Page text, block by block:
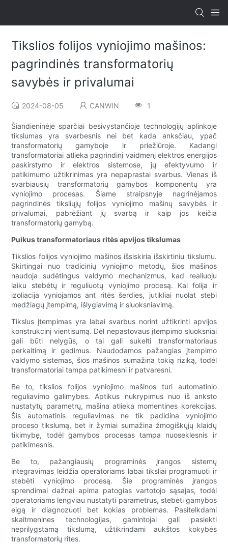
Tikslios folijos vyniojimo mašinos:
pagrindinės transformatorių
savybės ir privalumai
2024-08-05 CANWIN 1
Šiandieninėje sparčiai besivystančioje technologijų aplinkoje
tikslumas yra svarbesnis nei bet kada anksčiau, ypač
transformatorių gamyboje ir priežiūroje. Kadangi
transformatoriai atlieka pagrindinį vaidmenį elektros energijos
paskirstymo ir elektros sistemose, jų efektyvumo ir
patikimumo užtikrinimas yra nepaprastai svarbus. Vienas iš
svarbiausių transformatorių gamybos komponentų yra
vyniojimo procesas. Šiame straipsnyje nagrinėjamos
pagrindinės tiksliųjų folijos vyniojimo mašinų savybės ir
privalumai, pabrėžiant jų svarbą ir kaip jos keičia
transformatorių gamybą.
Puikus transformatoriaus ritės apvijos tikslumas
Tikslios folijos vyniojimo mašinos išsiskiria išskirtiniu tikslumu.
Skirtingai nuo tradicinių vyniojimo metodų, šios mašinos
naudoja sudėtingus valdymo mechanizmus, kad realiuoju
laiku stebėtų ir reguliuotų vyniojimo procesą. Kai folija ir
izoliacija vyniojamos ant ritės šerdies, jutikliai nuolat stebi
medžiagų įtempimą, išlygiavimą ir sluoksniavimą.
Tikslus įtempimas yra labai svarbus norint užtikrinti apvijos
konstrukcinį vientisumą. Dėl nepastovaus įtempimo sluoksniai
gali būti nelygūs, o tai gali sukelti transformatoriaus
perkaitimą ir gedimus. Naudodamos pažangias įtempimo
valdymo sistemas, šios mašinos sumažina tokią riziką, todėl
transformatoriai tampa patikimesni ir patvaresni.
Be to, tikslios folijos vyniojimo mašinos turi automatinio
reguliavimo galimybes. Aptikus nukrypimus nuo iš anksto
nustatytų parametrų, mašina atlieka momentines korekcijas.
Šis automatinis reguliavimas ne tik padidina vyniojimo
proceso tikslumą, bet ir žymiai sumažina žmogiškųjų klaidų
tikimybę, todėl gamybos procesas tampa nuoseklesnis ir
patikimesnis.
Be to, pažangiausių programinės įrangos sistemų
integravimas leidžia operatoriams labai tiksliai programuoti ir
stebėti vyniojimo procesą. Šie programinės įrangos
sprendimai dažnai apima patogias vartotojo sąsajas, todėl
operatoriams lengviau nustatyti parametrus, stebėti gamybos
eigą ir diagnozuoti bet kokias problemas. Pasitelkdami
skaitmenines technologijas, gamintojai gali pasiekti
neprilygstamą tikslumą, užtikrindami aukštos kokybės
transformatorių rites.